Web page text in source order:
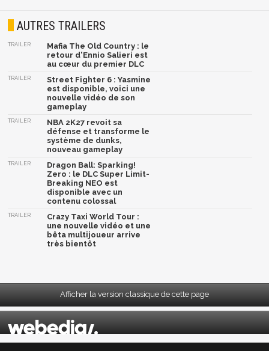
AUTRES TRAILERS
TRAILER
Mafia The Old Country : le
retour d'Ennio Salieri est
au cœur du premier DLC
TRAILER
Street Fighter 6 : Yasmine
est disponible, voici une
nouvelle vidéo de son
gameplay
TRAILER
NBA 2K27 revoit sa
défense et transforme le
système de dunks,
nouveau gameplay
TRAILER
Dragon Ball: Sparking!
Zero : le DLC Super Limit-
Breaking NEO est
disponible avec un
contenu colossal
TRAILER
Crazy Taxi World Tour :
une nouvelle vidéo et une
bêta multijoueur arrive
très bientôt
Afficher la version classique de cette page